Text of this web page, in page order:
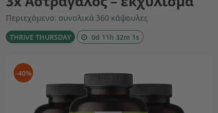
Περιεχόμενο: συνολικά 360 κάψουλες
THRIVE THURSDAY 0d 11h 32m 0s
-40%